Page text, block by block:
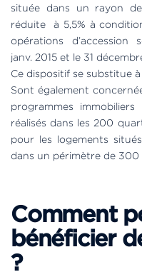
située dans un rayon
réduite à 5,5% à
opérations
janv. 2015 et le 31
Ce dispositif se substitue
Sont également
programmes
réalisés dans les 200
pour les logements
dans un périmètre de 300
Comment
bénéficier
?